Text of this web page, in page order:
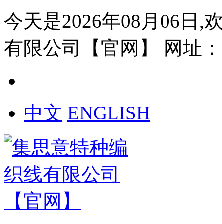
今天是2026年08月06日,
有限公司【官网】
网址：
中文 ENGLISH